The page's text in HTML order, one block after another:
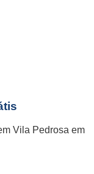
Vila Pedrosa em